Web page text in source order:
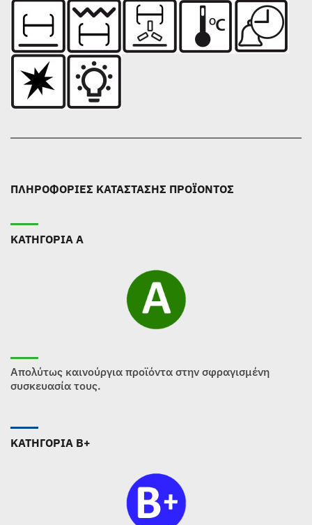
ΠΛΗΡΟΦΟΡΙΕΣ ΚΑΤΑΣΤΑΣΗΣ ΠΡΟΪΟΝΤΟΣ
ΚΑΤΗΓΟΡΙΑ Α
Απολύτως καινούργια προϊόντα στην σφραγισμένη
συσκευασία τους.
ΚΑΤΗΓΟΡΙΑ B+